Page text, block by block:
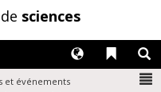
sciences
Liens
Langues
et événements